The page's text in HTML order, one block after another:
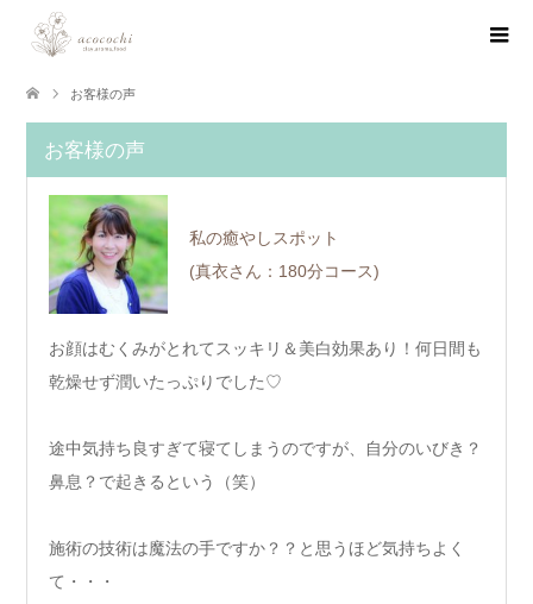
お客様の声
お客様の声
私の癒やしスポット
(真衣さん：180分コース)
お顔はむくみがとれてスッキリ＆美白効果あり！何日間も
乾燥せず潤いたっぷりでした♡
途中気持ち良すぎて寝てしまうのですが、自分のいびき？
鼻息？で起きるという（笑）
施術の技術は魔法の手ですか？？と思うほど気持ちよく
て・・・